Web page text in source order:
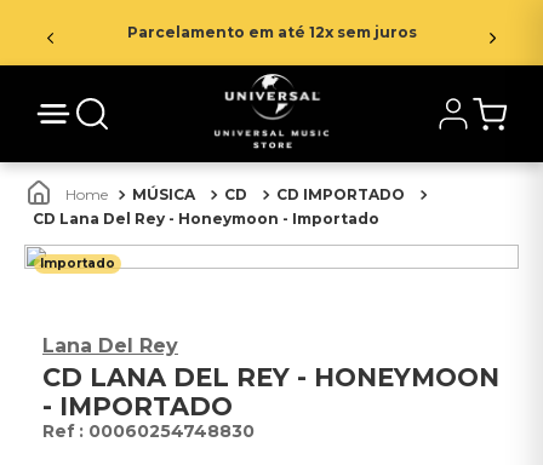
Parcelamento em até 12x sem juros
MÚSICA CD
CD IMPORTADO
CD Lana Del Rey - Honeymoon - Importado
Importado
Lana Del Rey
CD LANA DEL REY - HONEYMOON
- IMPORTADO
: 00060254748830